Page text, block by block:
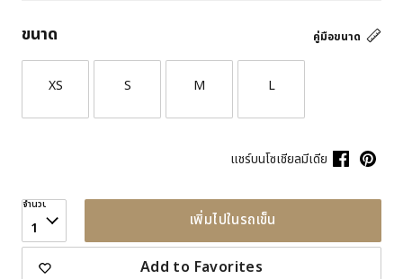
คู่มือขนาด
ขนาด
XS S M L
แชร์บนโซเชียลมีเดีย
จำนวน
1 เพิ่มไปในรถเข็น
Add to Favorites